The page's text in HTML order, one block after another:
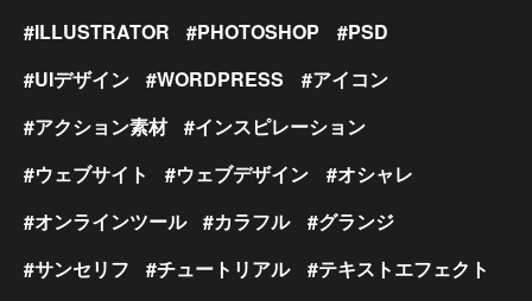
ILLUSTRATOR
PHOTOSHOP
PSD
UIデザイン
WORDPRESS
アイコン
アクション素材
インスピレーション
ウェブサイト
ウェブデザイン
オシャレ
オンラインツール
カラフル
グランジ
サンセリフ
チュートリアル
テキストエフェクト